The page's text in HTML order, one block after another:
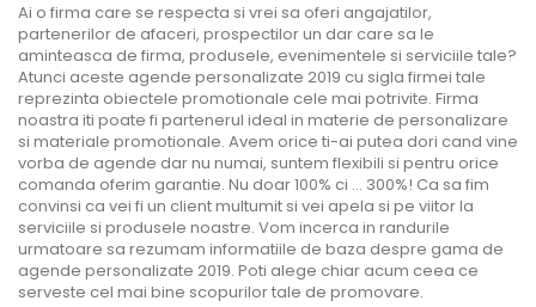
Ai o firma care se respecta si vrei sa oferi angajatilor,
partenerilor de afaceri, prospectilor un dar care sa le
aminteasca de firma, produsele, evenimentele si serviciile tale?
Atunci aceste agende personalizate 2019 cu sigla firmei tale
reprezinta obiectele promotionale cele mai potrivite. Firma
noastra iti poate fi partenerul ideal in materie de personalizare
si materiale promotionale. Avem orice ti-ai putea dori cand vine
vorba de agende dar nu numai, suntem flexibili si pentru orice
comanda oferim garantie. Nu doar 100% ci … 300%! Ca sa fim
convinsi ca vei fi un client multumit si vei apela si pe viitor la
serviciile si produsele noastre. Vom incerca in randurile
urmatoare sa rezumam informatiile de baza despre gama de
agende personalizate 2019. Poti alege chiar acum ceea ce
serveste cel mai bine scopurilor tale de promovare.